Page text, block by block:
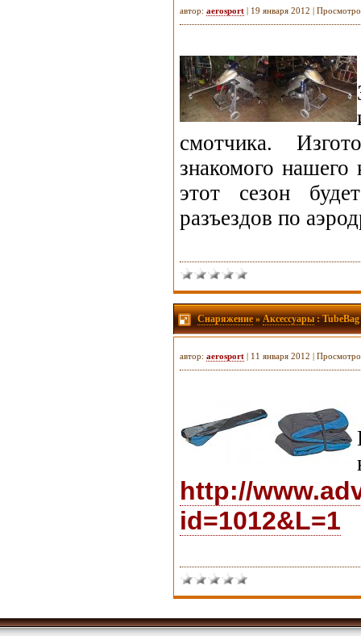
автор: aerosport | 19 января 2012 |
смотчика.
знакомого
этот сезон
разъездов по
Снаряжение»Аксессуары: TubeBag
автор: aerosport | 11 января 2012 |
http://
id=1012&L=1